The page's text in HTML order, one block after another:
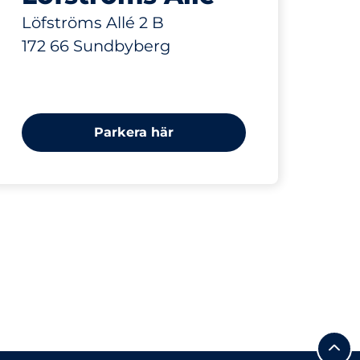
Löfströms Allé 2 B
172 66 Sundbyberg
Parkera här